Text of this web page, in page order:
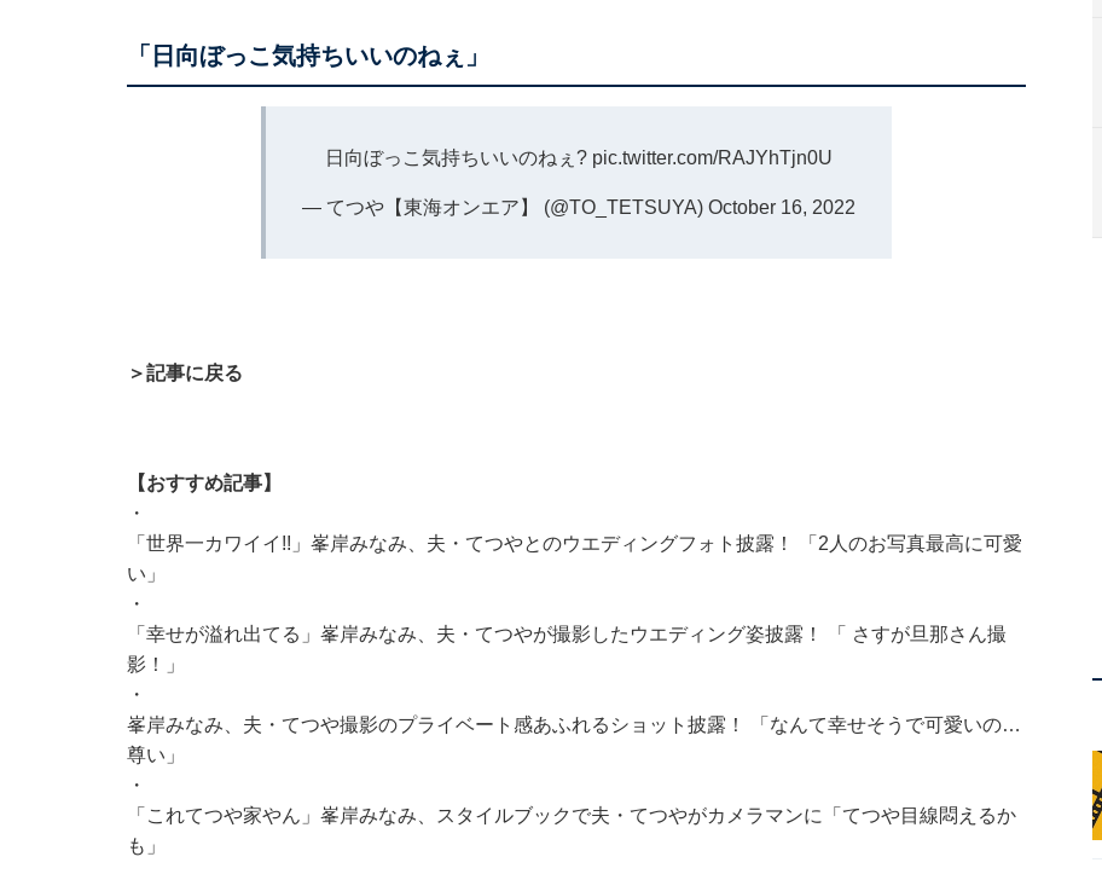
「日向ぼっこ気持ちいいのねぇ」
日向ぼっこ気持ちいいのねぇ? pic.twitter.com/RAJYhTjn0U
— てつや【東海オンエア】 (@TO_TETSUYA) October 16, 2022
＞記事に戻る
【おすすめ記事】
・
「世界一カワイイ!!」峯岸みなみ、夫・てつやとのウエディングフォト披露！ 「2人のお写真最高に可愛
い」
・
「幸せが溢れ出てる」峯岸みなみ、夫・てつやが撮影したウエディング姿披露！ 「 さすが旦那さん撮
影！」
・
峯岸みなみ、夫・てつや撮影のプライベート感あふれるショット披露！ 「なんて幸せそうで可愛いの…
尊い」
・
「これてつや家やん」峯岸みなみ、スタイルブックで夫・てつやがカメラマンに「てつや目線悶えるか
も」